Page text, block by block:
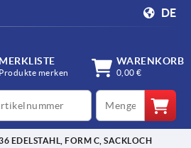
DE
MERKLISTE
Produkte merken
WARENKORB
0,00 €
qty
EDELSTAHL, FORM C, SACKLOCH